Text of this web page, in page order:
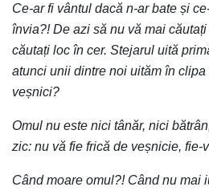
Ce-ar fi vântul dacă n-ar bate și
învia?! De azi să nu vă mai
căutați loc în cer. Stejarul uită
atunci unii dintre noi uităm în clipa
veșnici?
Omul nu este nici tânăr, nici
zic: nu vă fie frică de veșnicie, fie-
Când moare omul?! Când nu mai